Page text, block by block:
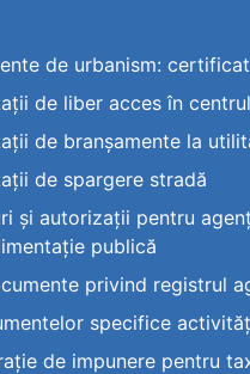
de urbanism:
de liber acces în
de branșamente la
de spargere stradă
și autorizații pentru
publică
privind registrul
specifice
de impunere pentru